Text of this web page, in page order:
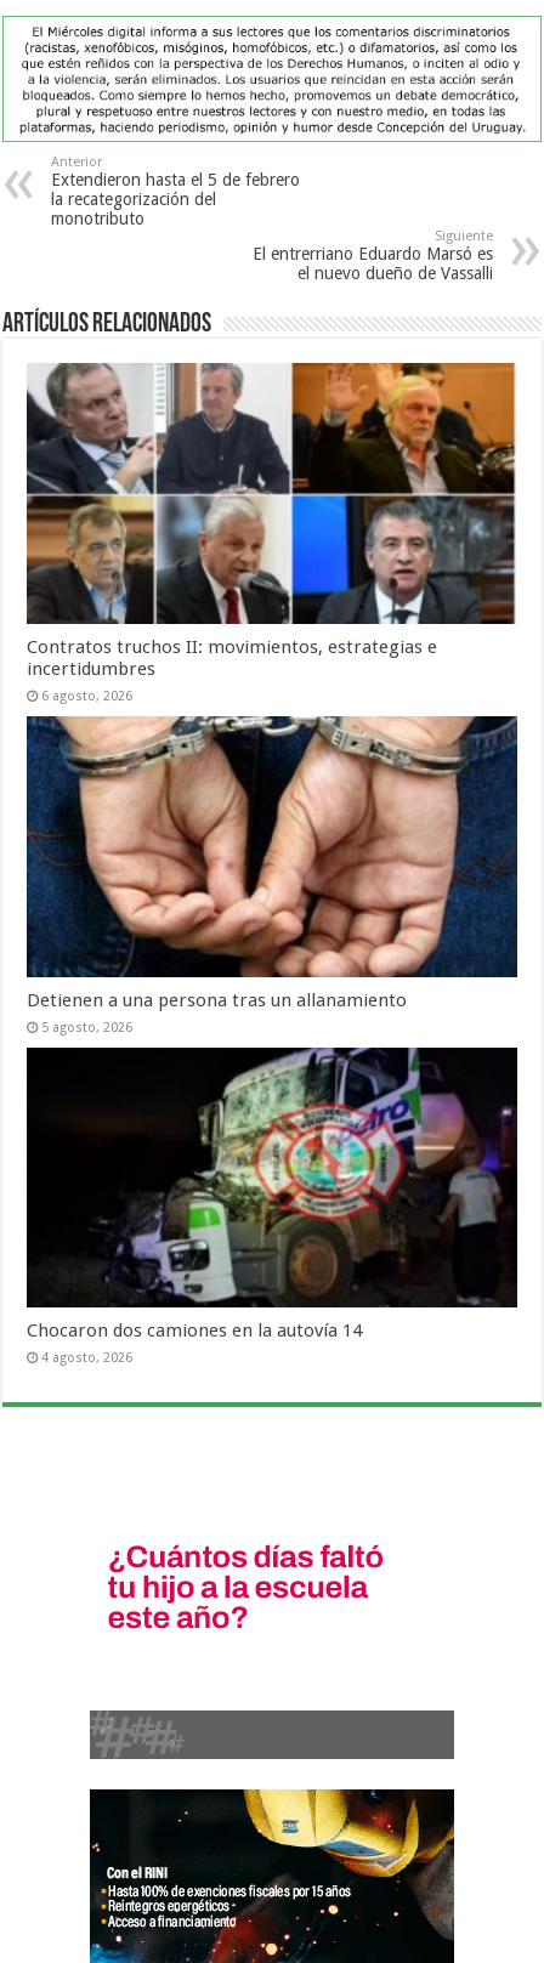
Anterior
Extendieron hasta el 5 de febrero
la recategorización del
monotributo
Siguiente
El entrerriano Eduardo Marsó es
el nuevo dueño de Vassalli
Artículos Relacionados
Contratos truchos II: movimientos, estrategias e
incertidumbres
6 agosto, 2026
Detienen a una persona tras un allanamiento
5 agosto, 2026
Chocaron dos camiones en la autovía 14
4 agosto, 2026